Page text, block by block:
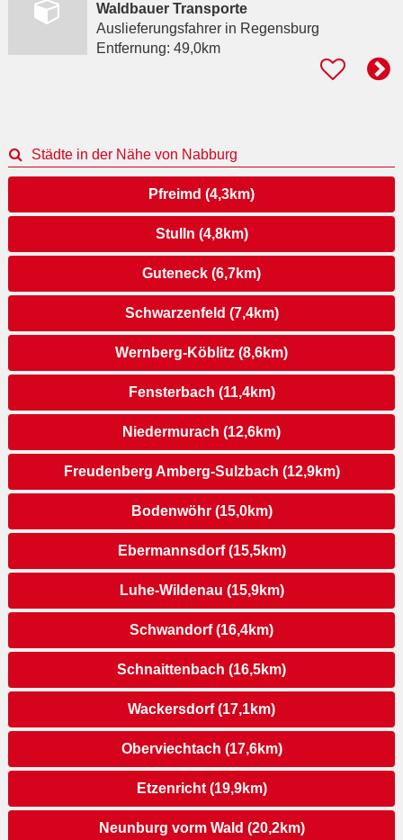
Waldbauer Transporte
Auslieferungsfahrerin Regensburg
Entfernung: 49,0km
Städte in der Nähe von Nabburg
Pfreimd (4,3km)
Stulln (4,8km)
Guteneck (6,7km)
Schwarzenfeld (7,4km)
Wernberg-Köblitz (8,6km)
Fensterbach (11,4km)
Niedermurach (12,6km)
Freudenberg Amberg-Sulzbach (12,9km)
Bodenwöhr (15,0km)
Ebermannsdorf (15,5km)
Luhe-Wildenau (15,9km)
Schwandorf (16,4km)
Schnaittenbach (16,5km)
Wackersdorf (17,1km)
Oberviechtach (17,6km)
Etzenricht (19,9km)
Neunburg vorm Wald (20,2km)